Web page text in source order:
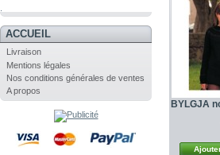
ACCUEIL
Livraison
Mentions légales
Nos conditions générales de ventes
A propos
BYLGJA